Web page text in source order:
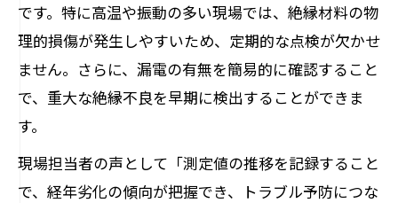
です。特に高温や振動の多い現場では、絶縁材料の物
理的損傷が発生しやすいため、定期的な点検が欠かせ
ません。さらに、漏電の有無を簡易的に確認すること
で、重大な絶縁不良を早期に検出することができま
す。
現場担当者の声として「測定値の推移を記録すること
で、経年劣化の傾向が把握でき、トラブル予防につな